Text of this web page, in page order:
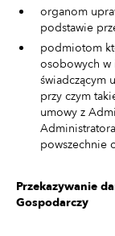
organom
podstawie
podmiotom
osobowych w
świadczącym
przy czym
umowy z
powszechnie
Przekazywanie
Gospodarczy